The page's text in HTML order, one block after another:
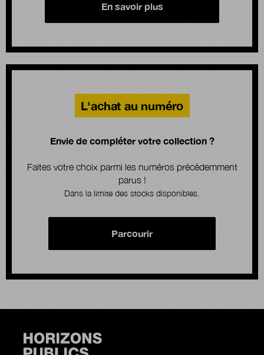
En savoir plus
L'achat au numéro
Envie de compléter votre collection ?
Faites votre choix parmi les numéros précédemment
parus !
Dans la limite des stocks disponibles.
Parcourir